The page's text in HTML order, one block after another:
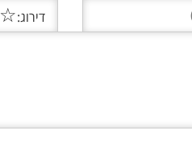
דירוג:☆